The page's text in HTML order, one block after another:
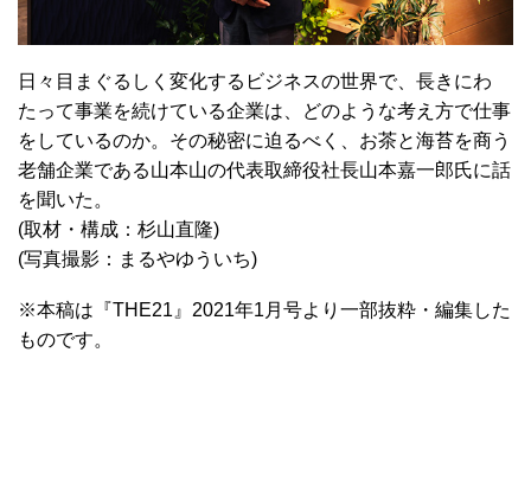
日々目まぐるしく変化するビジネスの世界で、長きにわ
たって事業を続けている企業は、どのような考え方で仕事
をしているのか。その秘密に迫るべく、お茶と海苔を商う
老舗企業である山本山の代表取締役社長山本嘉一郎氏に話
を聞いた。
(取材・構成：杉山直隆)
(写真撮影：まるやゆういち)
※本稿は『THE21』2021年1月号より一部抜粋・編集した
ものです。